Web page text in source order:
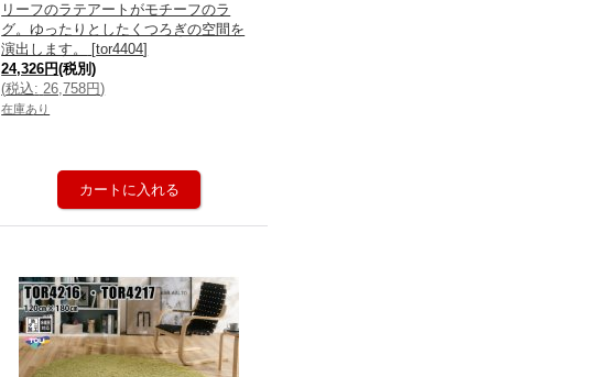
リーフのラテアートがモチーフのラ
グ。ゆったりとしたくつろぎの空間を
演出します。
[tor4404]
24,326円(税別)
(税込: 26,758円)
在庫あり